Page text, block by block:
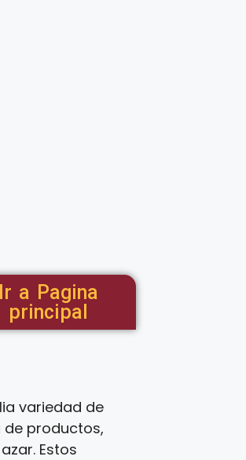
Ir a Pagina
principal
variedad de
productos,
Estos